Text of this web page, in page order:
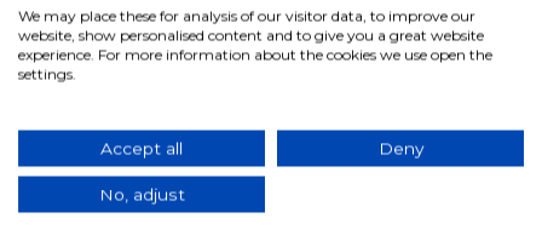
Funciona com uma lâmpada de casquilho E14 de
40 W no máximo (lâmpada não incluída).
Medidas: Largura: 20 cm, Altura: 35 cm e
Dados do produto
We may place these for analysis of our visitor data, to improve our
website, show personalised content and to give you a great website
experience. For more information about the cookies we use open the
settings.
Accept all Deny
No, adjust